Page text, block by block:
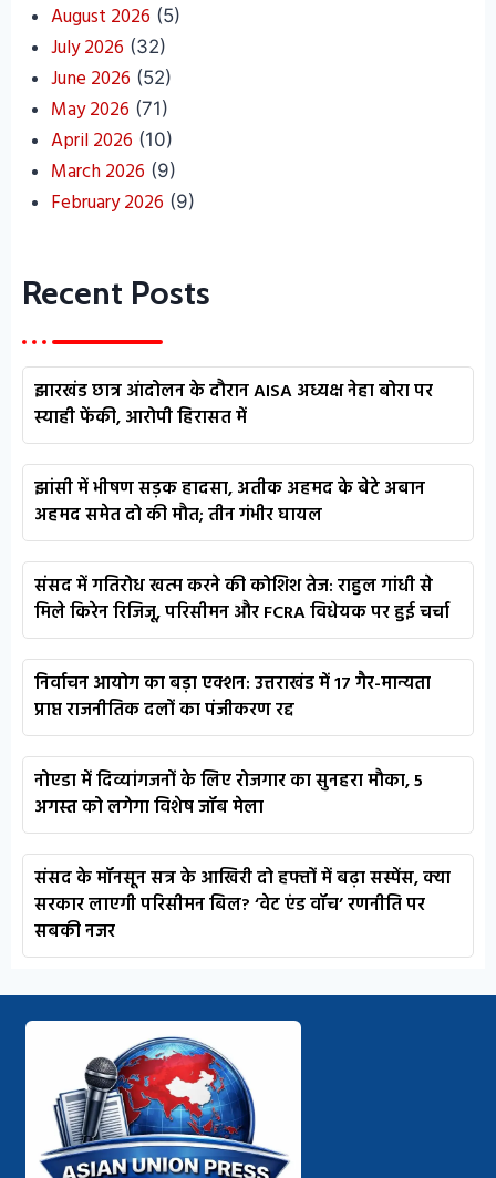
August 2026 (5)
July 2026 (32)
June 2026 (52)
May 2026 (71)
April 2026 (10)
March 2026 (9)
February 2026 (9)
Recent Posts
झारखंड छात्र आंदोलन के दौरान AISA अध्यक्ष नेहा बोरा पर
स्याही फेंकी, आरोपी हिरासत में
झांसी में भीषण सड़क हादसा, अतीक अहमद के बेटे अबान
अहमद समेत दो की मौत; तीन गंभीर घायल
संसद में गतिरोध खत्म करने की कोशिश तेज: राहुल गांधी से
मिले किरेन रिजिजू, परिसीमन और FCRA विधेयक पर हुई चर्चा
निर्वाचन आयोग का बड़ा एक्शन: उत्तराखंड में 17 गैर-मान्यता
प्राप्त राजनीतिक दलों का पंजीकरण रद्द
नोएडा में दिव्यांगजनों के लिए रोजगार का सुनहरा मौका, 5
अगस्त को लगेगा विशेष जॉब मेला
संसद के मॉनसून सत्र के आखिरी दो हफ्तों में बढ़ा सस्पेंस, क्या
सरकार लाएगी परिसीमन बिल? ‘वेट एंड वॉच’ रणनीति पर
सबकी नजर